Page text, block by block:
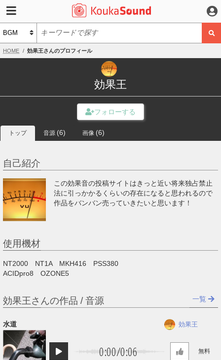
HOME 効果王さんのプロフィール
効果王
トップ 音源 (6) 画像 (6)
自己紹介
この効果音の投稿サイトはきっと近い将来独占禁止
法に引っかかるくらいの存在になると思われるので
作品をバンバン売っていきたいと思います！
使用機材
NT2000 NT1A MKH416 PSS380
ACIDpro8 OZONE5
効果王さんの作品 / 音源 一覧
0:00/0:06
水道 効果王
無料